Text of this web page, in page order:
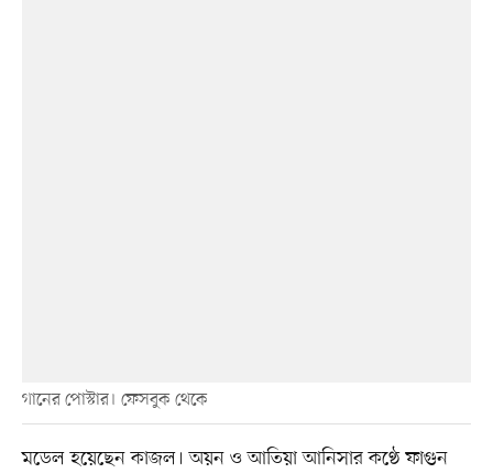
গানের পোস্টার। ফেসবুক থেকে
মডেল হয়েছেন কাজল। অয়ন ও আতিয়া আনিসার কণ্ঠে ফাগুন